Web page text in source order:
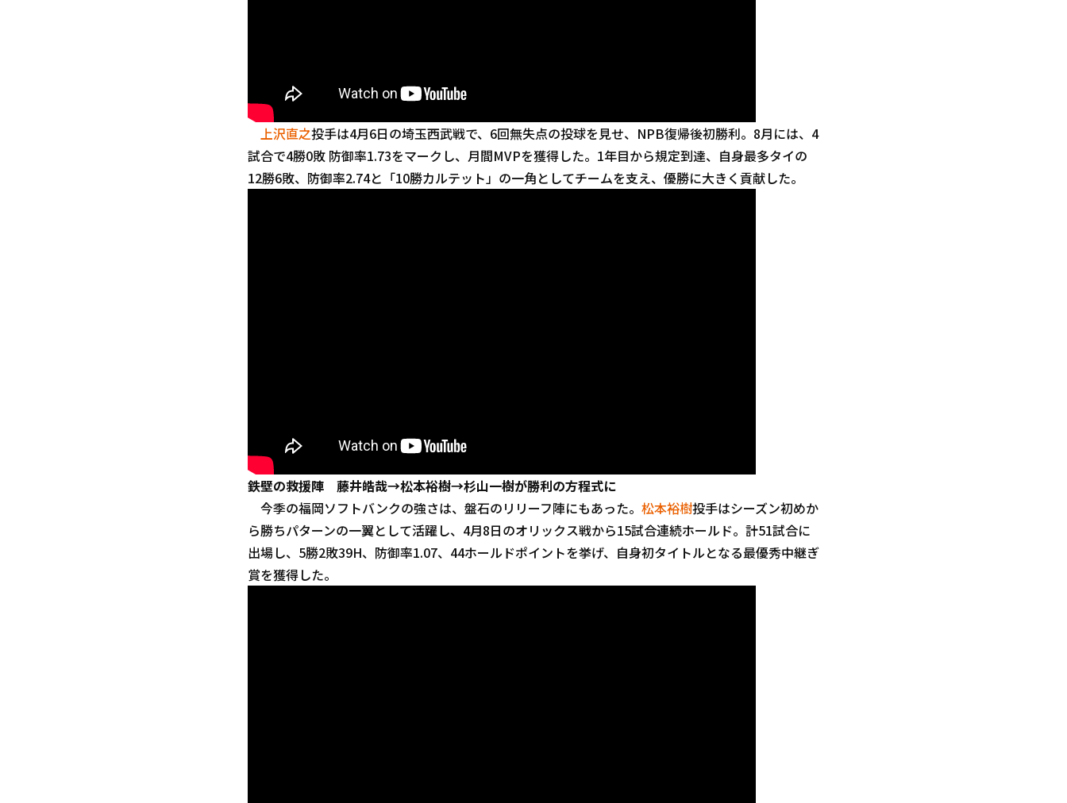
上沢直之投手は4月6日の埼玉西武戦で、6回無失点の投球を見せ、NPB復帰後初勝利。8月には、4
試合で4勝0敗 防御率1.73をマークし、月間MVPを獲得した。1年目から規定到達、自身最多タイの
12勝6敗、防御率2.74と「10勝カルテット」の一角としてチームを支え、優勝に大きく貢献した。
鉄壁の救援陣 藤井皓哉→松本裕樹→杉山一樹が勝利の方程式に
今季の福岡ソフトバンクの強さは、盤石のリリーフ陣にもあった。 松本裕樹投手はシーズン初めか
ら勝ちパターンの一翼として活躍し、4月8日のオリックス戦から15試合連続ホールド。計51試合に
出場し、5勝2敗39H、防御率1.07、44ホールドポイントを挙げ、自身初タイトルとなる最優秀中継ぎ
賞を獲得した。